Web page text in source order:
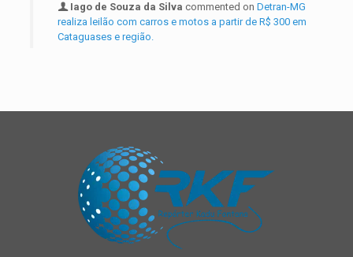
Iago de Souza da Silva commented on Detran-MG
realiza leilão com carros e motos a partir de R$ 300 em
Cataguases e região.